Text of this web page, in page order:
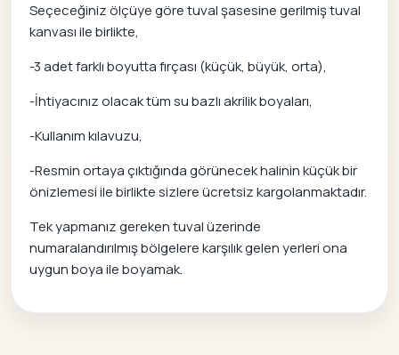
Seçeceğiniz ölçüye göre tuval şasesine gerilmiş tuval
kanvası ile birlikte,
-3 adet farklı boyutta fırçası (küçük, büyük, orta),
-İhtiyacınız olacak tüm su bazlı akrilik boyaları,
-Kullanım kılavuzu,
-Resmin ortaya çıktığında görünecek halinin küçük bir
önizlemesi ile birlikte sizlere ücretsiz kargolanmaktadır.
Tek yapmanız gereken tuval üzerinde
numaralandırılmış bölgelere karşılık gelen yerleri ona
uygun boya ile boyamak.